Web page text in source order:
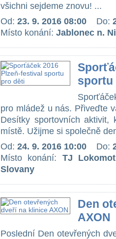
všichni sejdeme znovu! ...
Od: 23. 9. 2016 08:00 Do:
Místo konání: Jablonec n.
sportu
pro mládež u nás. Přiveďte
Desítky sportovních aktivit,
místě. Užijme si společně
Od: 24. 9. 2016 10:00 Do:
Místo konání: TJ
Slovany
Den
AXON
Poslední Den otevřených